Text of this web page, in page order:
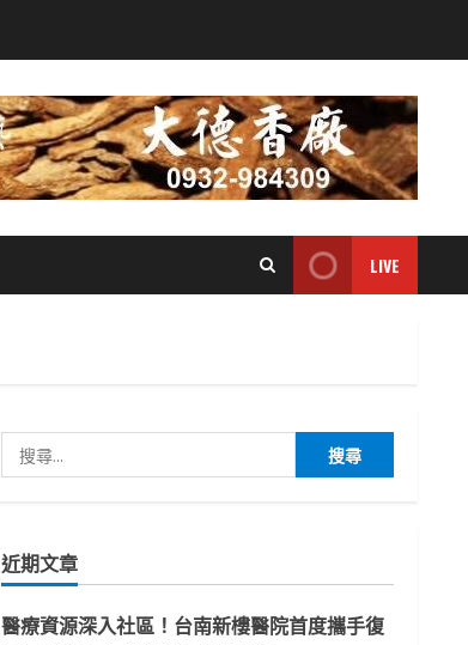
LIVE
尋
字:
近期文章
醫療資源深入社區！台南新樓醫院首度攜手復